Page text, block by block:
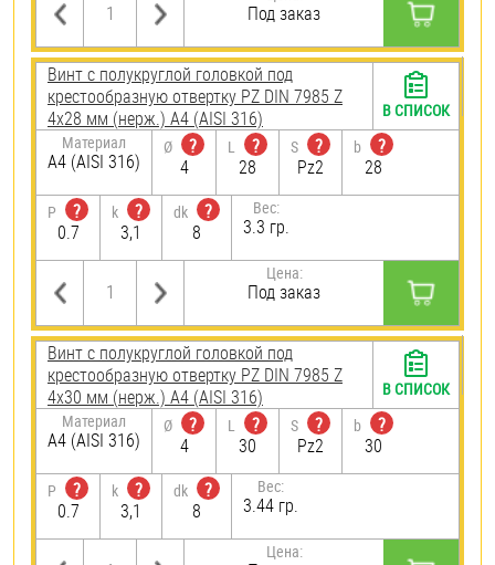
Под заказ
Винт с полукруглой головкой под
крестообразную отвертку PZ DIN 7985 Z
4х28 мм (нерж.) A4 (AISI 316)
Материал
A4 (AISI 316)
Ø
?
4
L
?
28
S
?
Pz2
b
?
28
P
?
0.7
k
?
3,1
dk
?
8
Вес:
3.3 гр.
Цена:
Под заказ
В СПИСОК
Винт с полукруглой головкой под
крестообразную отвертку PZ DIN 7985 Z
4х30 мм (нерж.) A4 (AISI 316)
Материал
A4 (AISI 316)
Ø
?
4
L
?
30
S
?
Pz2
b
?
30
P
?
0.7
k
?
3,1
dk
?
8
Вес:
3.44 гр.
Цена:
В СПИСОК